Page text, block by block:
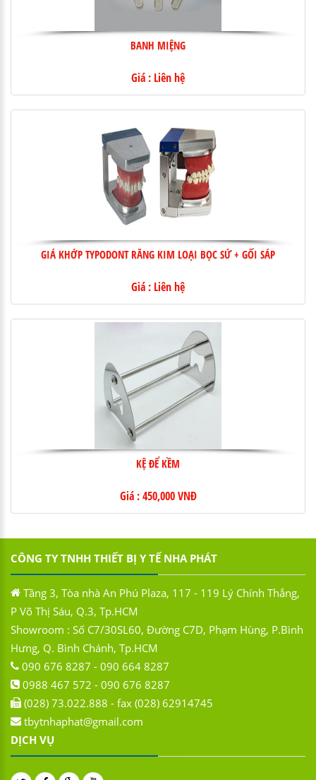
BANH MIỆNG
Giá : Liên hệ
GIÁ KHỚP TYPODONT RĂNG KIM LOẠI BỌC SỨ + GỐI SÁP
Giá : Liên hệ
KỆ ĐỂ KỀM
Giá : 450,000 VNĐ
CÔNG TY TNHH THIẾT BỊ Y TẾ NHA PHÁT
Tầng 3, Tòa nhà An Phú Plaza, 117 - 119 Lý Chính Thắng,
P Võ Thị Sáu, Q.3, Tp.HCM
Showroom : Số C7/30SL60, Đường C7D, Phạm Hùng, P.Bình
Hưng, Q. Bình Chánh, Tp.HCM
090 676 8287 - 090 664 8287
0988 467 572 - 090 676 8287
(028) 73.022.888 - fax (028) 62914745
tbytnhaphat@gmail.com
DỊCH VỤ